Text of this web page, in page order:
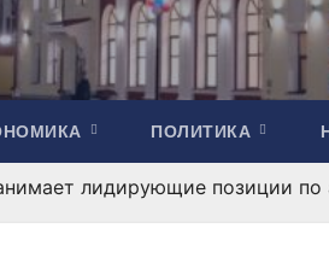
ПОЛИТИКА
лидирующие позиции